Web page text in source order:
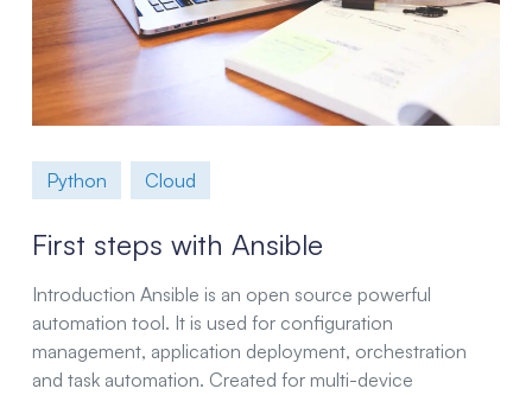
Python Cloud
First steps with Ansible
Introduction Ansible is an open source powerful
automation tool. It is used for configuration
management, application deployment, orchestration
and task automation. Created for multi-device